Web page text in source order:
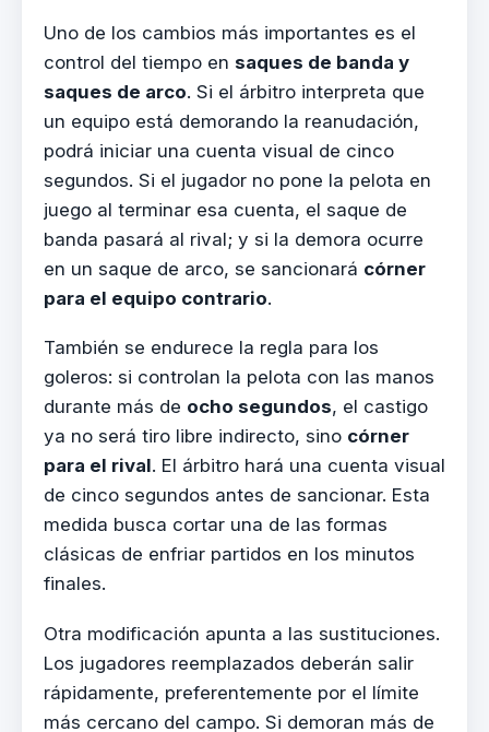
Uno de los cambios más importantes es el
control del tiempo en saques de banda y
saques de arco. Si el árbitro interpreta que
un equipo está demorando la reanudación,
podrá iniciar una cuenta visual de cinco
segundos. Si el jugador no pone la pelota en
juego al terminar esa cuenta, el saque de
banda pasará al rival; y si la demora ocurre
en un saque de arco, se sancionará córner
para el equipo contrario.
También se endurece la regla para los
goleros: si controlan la pelota con las manos
durante más de ocho segundos, el castigo
ya no será tiro libre indirecto, sino córner
para el rival. El árbitro hará una cuenta visual
de cinco segundos antes de sancionar. Esta
medida busca cortar una de las formas
clásicas de enfriar partidos en los minutos
finales.
Otra modificación apunta a las sustituciones.
Los jugadores reemplazados deberán salir
rápidamente, preferentemente por el límite
más cercano del campo. Si demoran más de